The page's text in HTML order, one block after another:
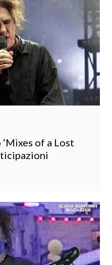
of a Lost